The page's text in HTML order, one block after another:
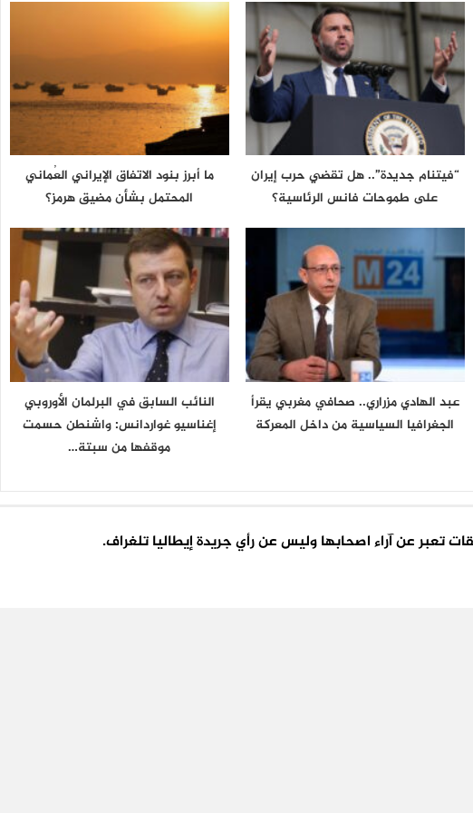
“فيتنام جديدة”.. هل تقضي حرب إيران
على طموحات فانس الرئاسية؟
ما أبرز بنود الاتفاق الإيراني العُماني
المحتمل بشأن مضيق هرمز؟
عبد الهادي مزراري.. صحافي مغربي يقرأ
الجغرافيا السياسية من داخل المعركة
النائب السابق في البرلمان الأوروبي
إغناسيو غواردانس: واشنطن حسمت
موقفها من سبتة…
تعبر عن آراء اصحابها وليس عن رأي جريدة إيطاليا تلغراف.